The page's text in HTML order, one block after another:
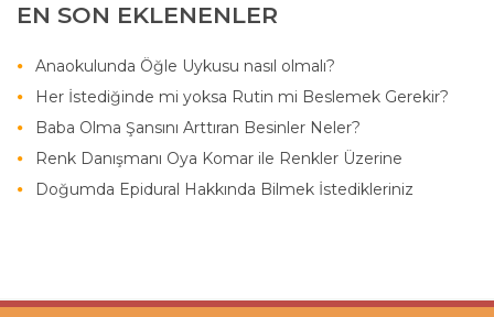
EN SON EKLENENLER
Anaokulunda Öğle Uykusu nasıl olmalı?
Her İstediğinde mi yoksa Rutin mi Beslemek Gerekir?
Baba Olma Şansını Arttıran Besinler Neler?
Renk Danışmanı Oya Komar ile Renkler Üzerine
Doğumda Epidural Hakkında Bilmek İstedikleriniz